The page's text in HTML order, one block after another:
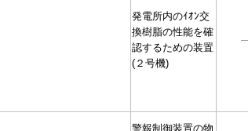
発電所内のｲｵﾝ交
換樹脂の性能を確
認するための装置
(２号機)
警報制御装置の物